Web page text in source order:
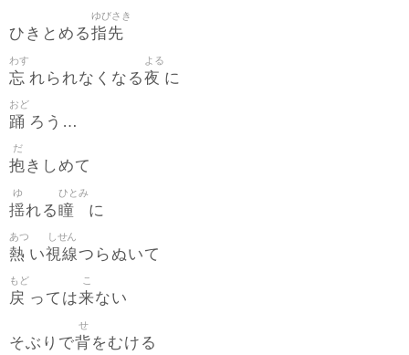
ひきとめる指先
ゆびさき
忘
わす
れられなくなる夜
よる
に
踊
おど
ろう…
抱
だ
きしめて
揺
ゆ
れる瞳
ひとみ
に
熱
あつ
い視線
しせん
つらぬいて
戻
もど
っては来
こ
ない
そぶりで背
せ
をむける